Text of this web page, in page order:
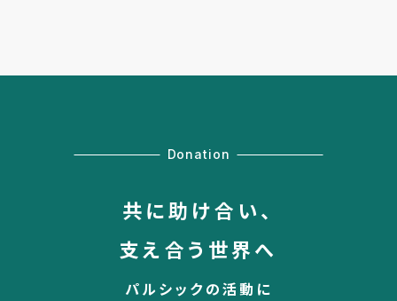
Donation
共に助け合い、
支え合う世界へ
パルシックの活動に